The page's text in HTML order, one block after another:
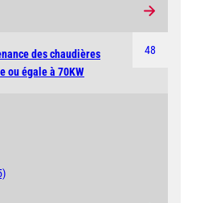
48
des chaudières
ou égale à 70KW